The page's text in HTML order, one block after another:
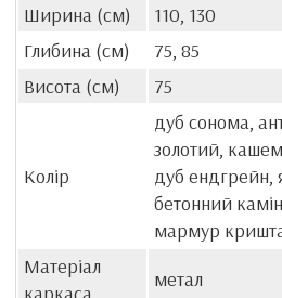
Ширина (см)
110, 130
Глибина (см)
75, 85
Висота (см)
75
Колір
дуб сонома,
золотий,
дуб ендгрейн,
бетонний
мармур
Матеріал
метал